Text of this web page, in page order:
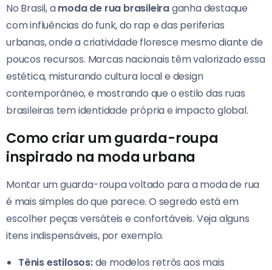
No Brasil, amoda de rua brasileiraganha destaque
com influências do funk, do rap e das periferias
urbanas, onde a criatividade floresce mesmo diante de
poucos recursos. Marcas nacionais têm valorizado essa
estética, misturando cultura local e design
contemporâneo, e mostrando que o estilo das ruas
brasileiras tem identidade própria e impacto global.
Como criar um guarda-roupa
inspirado na moda urbana
Montar um guarda-roupa voltado para a moda de rua
é mais simples do que parece. O segredo está em
escolher peças versáteis e confortáveis. Veja alguns
itens indispensáveis, por exemplo.
Tênis estilosos:de modelos retrôs aos mais